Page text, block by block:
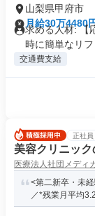
山梨県甲府市
月給30万4480
求める人材: 【
時に簡単なリフ
交通費支給
正社員
美容クリニッ
医療法人社団メディ
<第二新卒・未
／*残業月平均